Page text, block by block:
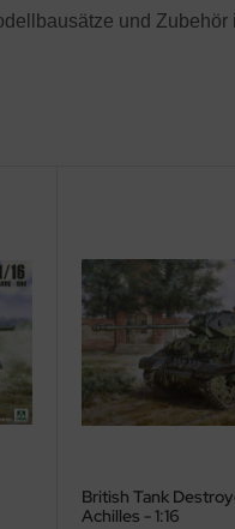
und Zubehör
British Tank
Achilles - 1:16